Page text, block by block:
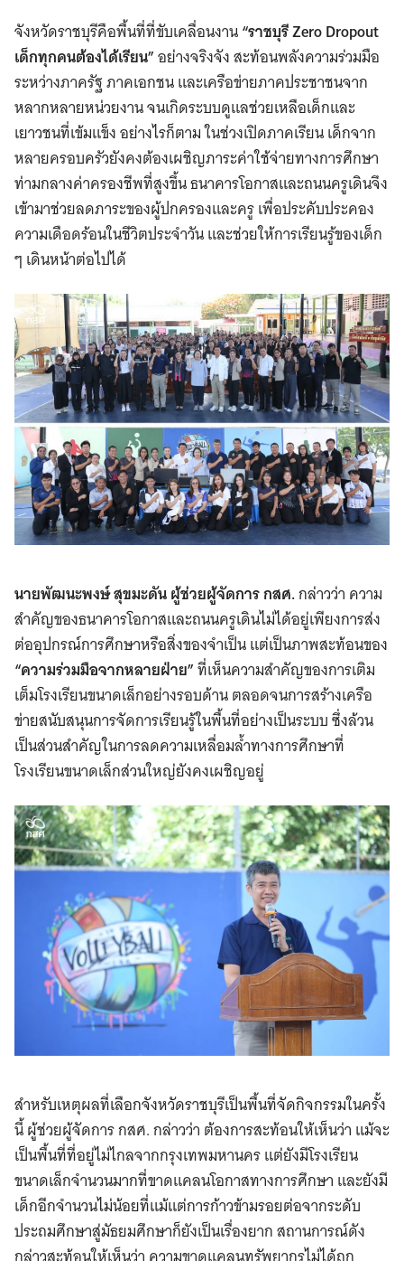
จังหวัดราชบุรีคือพื้นที่ที่ขับเคลื่อนงาน“ราชบุรี Zero Dropout
เด็กทุกคนต้องได้เรียน”อย่างจริงจัง สะท้อนพลังความร่วมมือ
ระหว่างภาครัฐ ภาคเอกชน และเครือข่ายภาคประชาชนจาก
หลากหลายหน่วยงาน จนเกิดระบบดูแลช่วยเหลือเด็กและ
เยาวชนที่เข้มแข็ง อย่างไรก็ตาม ในช่วงเปิดภาคเรียน เด็กจาก
หลายครอบครัวยังคงต้องเผชิญภาระค่าใช้จ่ายทางการศึกษา
ท่ามกลางค่าครองชีพที่สูงขึ้น ธนาคารโอกาสและถนนครูเดินจึง
เข้ามาช่วยลดภาระของผู้ปกครองและครู เพื่อประคับประคอง
ความเดือดร้อนในชีวิตประจำวัน และช่วยให้การเรียนรู้ของเด็ก
ๆ เดินหน้าต่อไปได้
นายพัฒนะพงษ์ สุขมะดัน ผู้ช่วยผู้จัดการ กสศ.กล่าวว่า ความ
สำคัญของธนาคารโอกาสและถนนครูเดินไม่ได้อยู่เพียงการส่ง
ต่ออุปกรณ์การศึกษาหรือสิ่งของจำเป็น แต่เป็นภาพสะท้อนของ
“ความร่วมมือจากหลายฝ่าย”ที่เห็นความสำคัญของการเติม
เต็มโรงเรียนขนาดเล็กอย่างรอบด้าน ตลอดจนการสร้างเครือ
ข่ายสนับสนุนการจัดการเรียนรู้ในพื้นที่อย่างเป็นระบบ ซึ่งล้วน
เป็นส่วนสำคัญในการลดความเหลื่อมล้ำทางการศึกษาที่
โรงเรียนขนาดเล็กส่วนใหญ่ยังคงเผชิญอยู่
สำหรับเหตุผลที่เลือกจังหวัดราชบุรีเป็นพื้นที่จัดกิจกรรมในครั้ง
นี้ ผู้ช่วยผู้จัดการ กสศ. กล่าวว่า ต้องการสะท้อนให้เห็นว่า แม้จะ
เป็นพื้นที่ที่อยู่ไม่ไกลจากกรุงเทพมหานคร แต่ยังมีโรงเรียน
ขนาดเล็กจำนวนมากที่ขาดแคลนโอกาสทางการศึกษา และยังมี
เด็กอีกจำนวนไม่น้อยที่แม้แต่การก้าวข้ามรอยต่อจากระดับ
ประถมศึกษาสู่มัธยมศึกษาก็ยังเป็นเรื่องยาก สถานการณ์ดัง